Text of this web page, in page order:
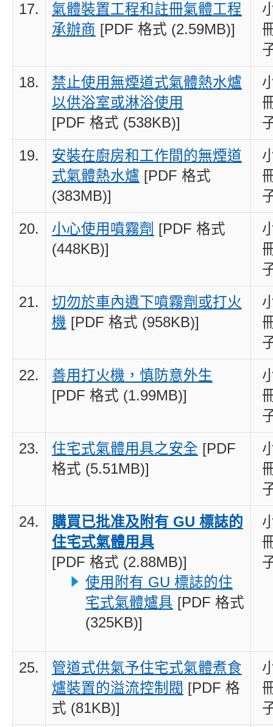
17.
氣體裝置工程和註冊氣體工程
承辦商 [PDF 格式 (2.59MB)]
18.
禁止使用無煙道式氣體熱水爐
以供浴室或淋浴使用
[PDF 格式 (538KB)]
19.
安裝在廚房和工作間的無煙道
式氣體熱水爐 [PDF 格式
(383MB)]
20. 小心使用噴霧劑 [PDF 格式
(448KB)]
21.
切勿於車內遺下噴霧劑或打火
機 [PDF 格式 (958KB)]
22.
善用打火機，慎防意外生
[PDF 格式 (1.99MB)]
23. 住宅式氣體用具之安全 [PDF
格式 (5.51MB)]
24.
購買已批准及附有 GU 標誌的
住宅式氣體用具
[PDF 格式 (2.88MB)]
使用附有 GU 標誌的住
宅式氣體爐具 [PDF 格式
(325KB)]
25.
管道式供氣予住宅式氣體煮食
爐裝置的溢流控制閥 [PDF 格
式 (81KB)]